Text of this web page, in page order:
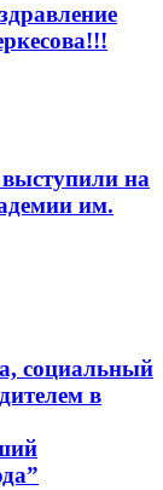
на
им.
социальный
в